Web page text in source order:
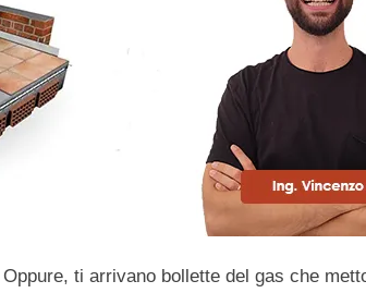
ti arrivano bollette del gas che